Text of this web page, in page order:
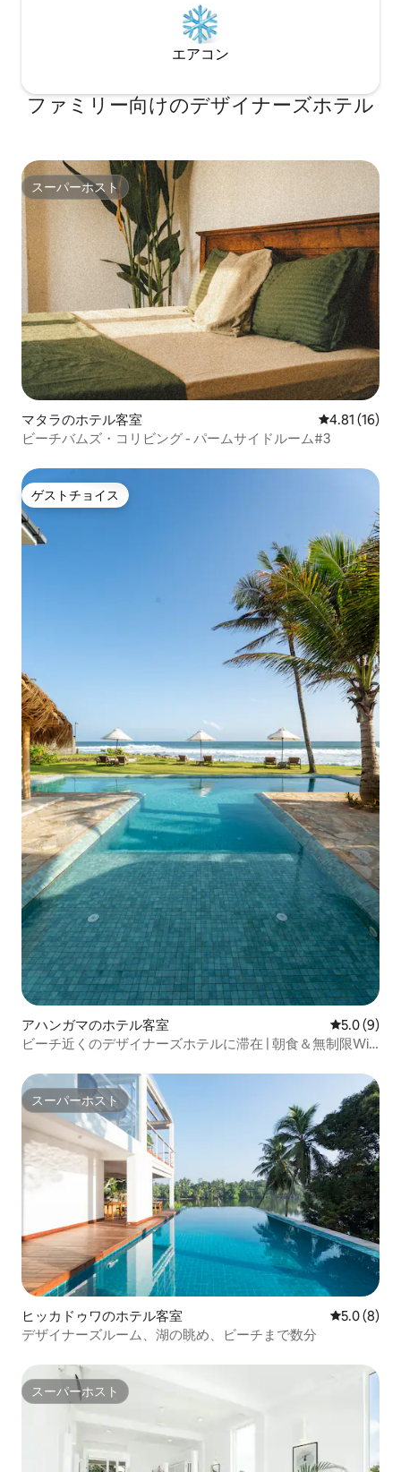
エアコン
ファミリー向⁠け⁠のデ⁠ザ⁠イ⁠ナ⁠ー⁠ズホ⁠テ⁠ル
スーパーホスト
スーパーホスト
マタラのホテル客室 レビュー16
4.81 (16)
ビーチバムズ・コリビング - パームサイドルーム#3
ゲストチョイス
ゲストチョイス
アハンガマのホテル客室 レビュー9
5.0 (9)
ビーチ近くのデザイナーズホテルに滞在 | 朝食＆無制限Wi-
スーパーホスト
スーパーホスト
ヒッカドゥワのホテル客室 レビュー8
5.0 (8)
デザイナーズルーム、湖の眺め、ビーチまで数分
スーパーホスト
スーパーホスト